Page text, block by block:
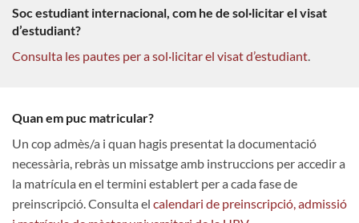
Soc estudiant internacional, com he de sol·licitar el visat
d’estudiant?
Consulta les pautes per a sol·licitar el visat d’estudiant.
Quan em puc matricular?
Un cop admès/a i quan hagis presentat la documentació
necessària, rebràs un missatge amb instruccions per accedir a
la matrícula en el termini establert per a cada fase de
preinscripció. Consulta el calendari de preinscripció, admissió